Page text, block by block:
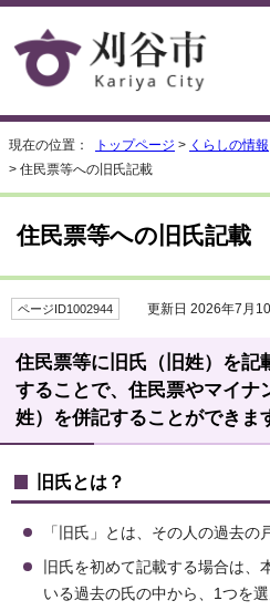
現在の位置： トップページ > くらしの情報
> 住民票等への旧氏記載
住民票等への旧氏記載
ページID1002944 更新日 2026年7月10
住民票等に旧氏（旧姓）を記
することで、住民票やマイナ
姓）を併記することができま
旧氏とは？
「旧氏」とは、その人の過去の
旧氏を初めて記載する場合は
いる過去の氏の中から、1つを